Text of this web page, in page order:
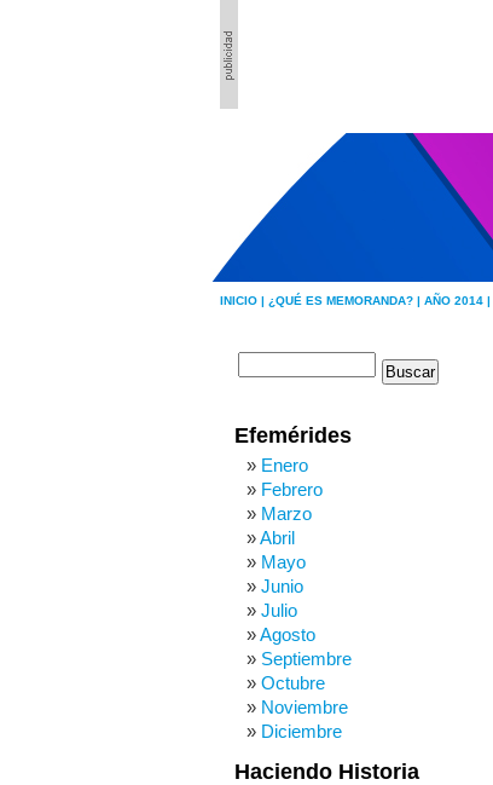
INICIO | ¿QUÉ ES MEMORANDA? | AÑO 2014 |
Efemérides
Enero
Febrero
Marzo
Abril
Mayo
Junio
Julio
Agosto
Septiembre
Octubre
Noviembre
Diciembre
Haciendo Historia